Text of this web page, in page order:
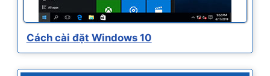
Cách cài đặt Windows 10